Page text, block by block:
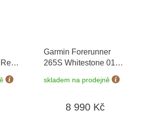
Garmin Forerunner
265S Whitestone 010-
+ možnost
výměny do 90 dní
skladem na prodejně
8 990 Kč